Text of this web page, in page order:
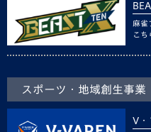
麻雀
こち
スポーツ・地域創生事業
V・